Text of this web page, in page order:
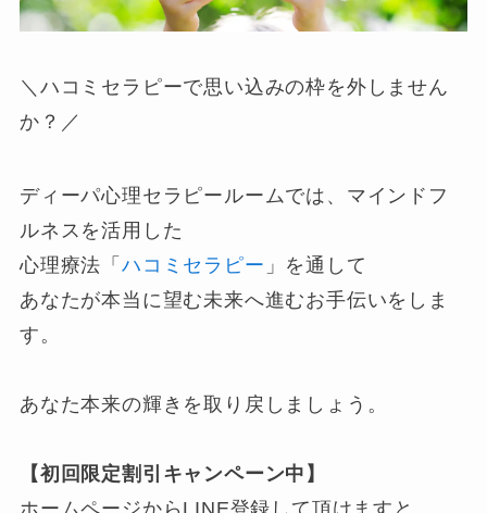
＼ハコミセラピーで思い込みの枠を外しません
か？／
ディーパ心理セラピールームでは、マインドフ
ルネスを活用した
心理療法「 ハコミセラピー 」を通して
あなたが本当に望む未来へ進むお手伝いをしま
す。
あなた本来の輝きを取り戻しましょう。
【初回限定割引キャンペーン中】